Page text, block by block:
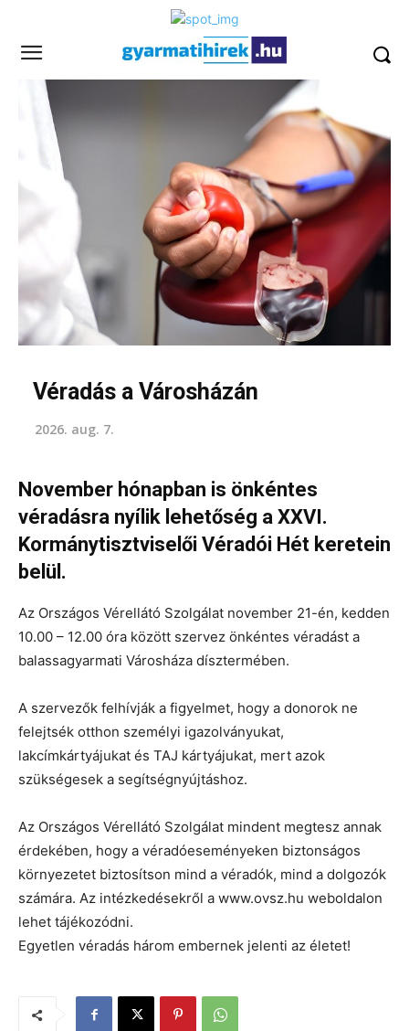
Véradás a Városházán
2026. aug. 7.
November hónapban is önkéntes
véradásra nyílik lehetőség a XXVI.
Kormánytisztviselői Véradói Hét keretein
belül.
Az Országos Vérellátó Szolgálat november 21-én, kedden
10.00 – 12.00 óra között szervez önkéntes véradást a
balassagyarmati Városháza dísztermében.
A szervezők felhívják a figyelmet, hogy a donorok ne
felejtsék otthon személyi igazolványukat,
lakcímkártyájukat és TAJ kártyájukat, mert azok
szükségesek a segítségnyújtáshoz.
Az Országos Vérellátó Szolgálat mindent megtesz annak
érdekében, hogy a véradóeseményeken biztonságos
környezetet biztosítson mind a véradók, mind a dolgozók
számára. Az intézkedésekről a www.ovsz.hu weboldalon
lehet tájékozódni.
Egyetlen véradás három embernek jelenti az életet!